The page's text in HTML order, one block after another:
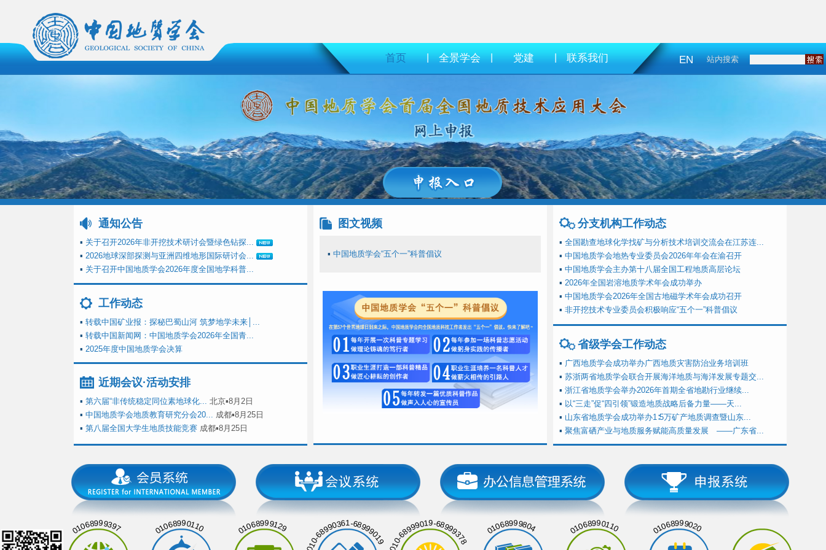
首页 | 全景学会 | 党建 | 联系我们 EN 站内搜索
通知公告
▪ 关于召开2026年非开挖技术研讨会暨绿色钻探...
▪ 2026地球深部探测与亚洲四维地形国际研讨会...
▪ 关于召开中国地质学会2026年度全国地学科普...
工作动态
▪ 转载中国矿业报：探秘巴蜀山河 筑梦地学未来│...
▪ 转载中国新闻网：中国地质学会2026年全国青...
▪ 2025年度中国地质学会决算
近期会议·活动安排
▪ 第六届“非传统稳定同位素地球化... 北京▪8月2日
▪ 中国地质学会地质教育研究分会20... 成都▪8月25日
▪ 第八届全国大学生地质技能竞赛 成都▪8月25日
图文视频
▪ 中国地质学会“五个一”科普倡议
分支机构工作动态
▪ 全国勘查地球化学找矿与分析技术培训交流会在江苏连...
▪ 中国地质学会地热专业委员会2026年年会在渝召开
▪ 中国地质学会主办第十八届全国工程地质高层论坛
▪ 2026年全国岩溶地质学术年会成功举办
▪ 中国地质学会2026年全国古地磁学术年会成功召开
▪ 非开挖技术专业委员会积极响应“五个一”科普倡议
省级学会工作动态
▪ 广西地质学会成功举办广西地质灾害防治业务培训班
▪ 苏浙两省地质学会联合开展海洋地质与海洋发展专题交...
▪ 浙江省地质学会举办2026年首期全省地勘行业继续...
▪ 以“三走”促“四引领”锻造地质战略后备力量——天...
▪ 山东省地质学会成功举办1∶5万矿产地质调查暨山东...
▪ 聚焦富硒产业与地质服务赋能高质量发展 ——广东省...
01068999397 01068990110 01068999129 010-68990361-68999019 010-68999019-68999378 01068999804 01068990110 01068999020